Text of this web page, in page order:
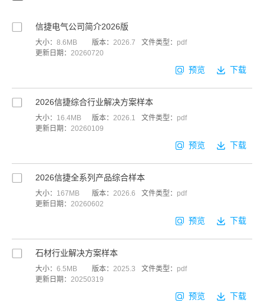
预览 下载
信捷电气公司简介2026版
大小： 8.6MB 版本： 2026.7 文件类型： pdf
更新日期： 20260720
预览 下载
2026信捷综合行业解决方案样本
大小： 16.4MB 版本： 2026.1 文件类型： pdf
更新日期： 20260109
预览 下载
2026信捷全系列产品综合样本
大小： 167MB 版本： 2026.6 文件类型： pdf
更新日期： 20260602
预览 下载
石材行业解决方案样本
大小： 6.5MB 版本： 2025.3 文件类型： pdf
更新日期： 20250319